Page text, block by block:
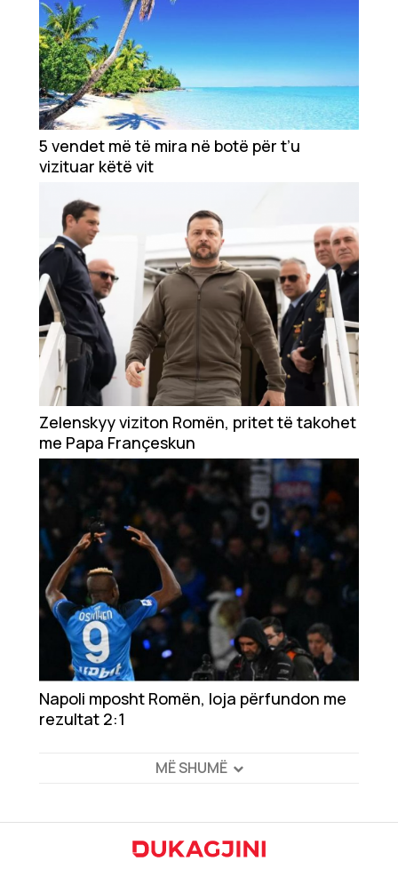
5 vendet më të mira në botë për t’u
vizituar këtë vit
Zelenskyy viziton Romën, pritet të takohet
me Papa Françeskun
Napoli mposht Romën, loja përfundon me
rezultat 2:1
MË SHUMË